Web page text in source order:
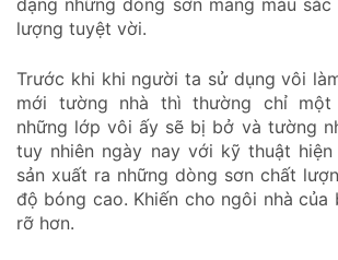
lượng tuyệt vời.
Trước khi khi người ta sử dụng vôi
mới tường nhà thì thường chỉ một
những lớp vôi ấy sẽ bị bở và tường
tuy nhiên ngày nay với kỹ thuật
sản xuất ra những dòng sơn chất
độ bóng cao. Khiến cho ngôi nhà của
rỡ hơn.